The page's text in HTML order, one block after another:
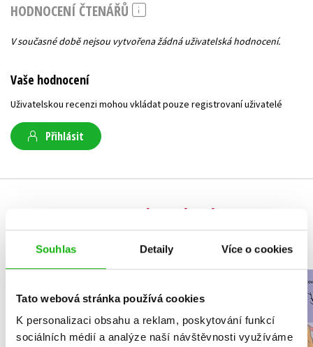
Souhlas Detaily Více o cookies
Tato webová stránka používá cookies
K personalizaci obsahu a reklam, poskytování funkcí
sociálních médií a analýze naší návštěvnosti využíváme
HODNOCENÍ ČTENÁŘŮ
V současné době nejsou vytvořena žádná uživatelská hodnocení.
Vaše hodnocení
Uživatelskou recenzi mohou vkládat pouze registrovaní uživatelé
Přihlásit
MOHLO BY VÁS TAKÉ ZAJÍMAT
1.-7.díl – box
C. S. Lewis
Daně na
Jaroslava